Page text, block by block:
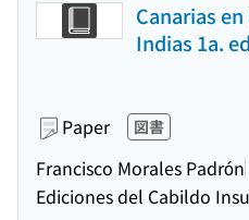
Canarias
Indias 1a. ed
Paper 図書
Francisco Morales Padrón
Ediciones del Cabildo